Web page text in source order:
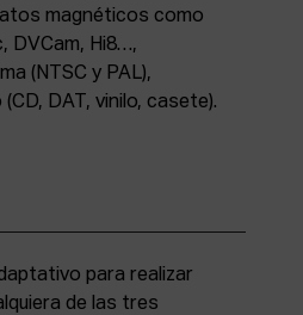
magnéticos como
DVCam, Hi8…,
(NTSC y PAL),
DAT, vinilo, casete).
para realizar
de las tres